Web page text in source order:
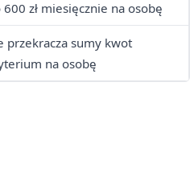
600 zł miesięcznie na osobę
przekracza sumy kwot
na osobę